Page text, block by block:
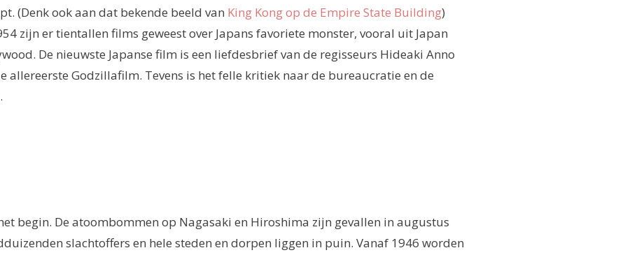
(Denk ook aan dat bekende beeld van King Kong op de Empire State Building)
zijn er tientallen films geweest over Japans favoriete monster, vooral uit Japan
De nieuwste Japanse film is een liefdesbrief van de regisseurs Hideaki Anno
allereerste Godzillafilm. Tevens is het felle kritiek naar de bureaucratie en de
begin. De atoombommen op Nagasaki en Hiroshima zijn gevallen in augustus
slachtoffers en hele steden en dorpen liggen in puin. Vanaf 1946 worden